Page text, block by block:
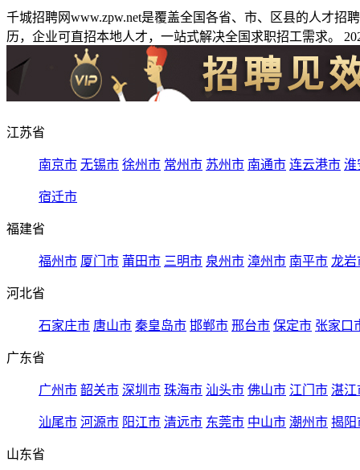
千城招聘网www.zpw.net是覆盖全国各省、市、区县的人才
历，企业可直招本地人才，一站式解决全国求职招工需求。
江苏省
南京市 无锡市 徐州市 常州市 苏州市 南通市 连云港市 淮
宿迁市
福建省
福州市 厦门市 莆田市 三明市 泉州市 漳州市 南平市 龙岩
河北省
石家庄市 唐山市 秦皇岛市 邯郸市 邢台市 保定市 张家口
广东省
广州市 韶关市 深圳市 珠海市 汕头市 佛山市 江门市 湛江
汕尾市 河源市 阳江市 清远市 东莞市 中山市 潮州市 揭阳
山东省